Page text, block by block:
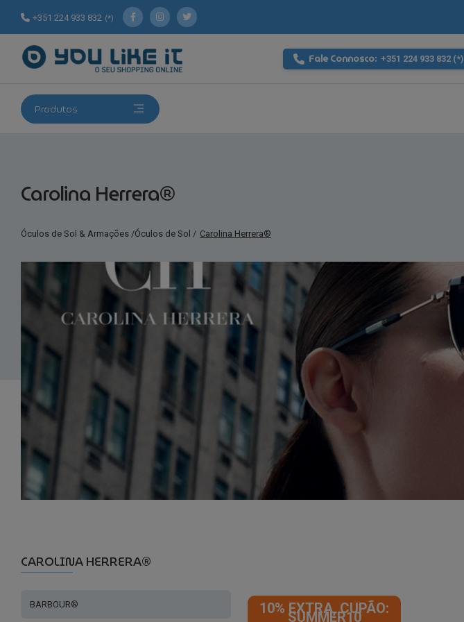
+351 224 933 832 (*)
Fale Connosco: +351 224 933 832 (*)
Produtos
Carolina Herrera®
Óculos de Sol & Armações /Óculos de Sol / Carolina Herrera®
10% EXTRA, CUPÃO:
SUMMER10
CAROLINA HERRERA®
BARBOUR®